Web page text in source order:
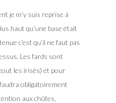
je m’y suis reprise à
haut qu’une base était
c’est qu’il ne faut pas
Les fards sont
les irisés) et pour
obligatoirement
aux chûtes,